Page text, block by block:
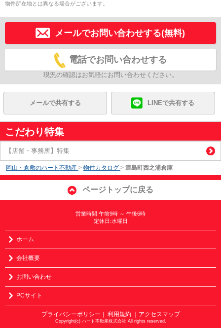
物件所在地とは異なる場合がございます。
メールでお問い合わせする(無料)
電話でお問い合わせする
現況の確認はお気軽にお問い合わせください。
メールで共有する LINEで共有する
こだわり特集
【店舗・事務所】特集
岡山・倉敷のハート不動産 > 物件カタログ > 連島町西之浦倉庫
ページトップに戻る
営業時間:午前9時 ～ 午後6時
定休日:水曜日
ホーム
会社概要
お問い合わせ
PCサイト
プライバシーポリシー 利用規約 ｜アクセスマップ
Copyright(c) ハート不動産株式会社 All rights reserved.